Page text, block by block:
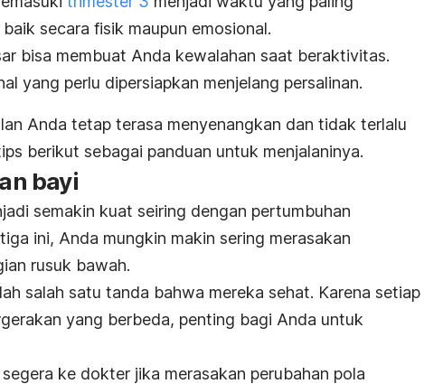
secara fisik maupun emosional.
bisa membuat Anda kewalahan saat beraktivitas.
yang perlu dipersiapkan menjelang persalinan.
Anda tetap terasa menyenangkan dan tidak terlalu
berikut sebagai panduan untuk menjalaninya.
bayi
semakin kuat seiring dengan pertumbuhan
ini, Anda mungkin makin sering merasakan
rusuk bawah.
salah satu tanda bahwa mereka sehat. Karena setiap
yang berbeda, penting bagi Anda untuk
ke dokter jika merasakan perubahan pola